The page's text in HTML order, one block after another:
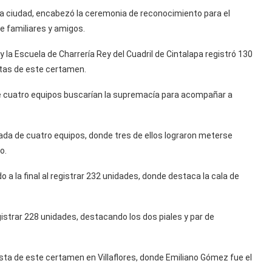
encabezó la ceremonia de reconocimiento para el
familiares y amigos.
Escuela de Charrería Rey del Cuadril de Cintalapa registró 130
de este certamen.
equipos buscarían la supremacía para acompañar a
de cuatro equipos, donde tres de ellos lograron meterse
a la final al registrar 232 unidades, donde destaca la cala de
228 unidades, destacando los dos piales y par de
de este certamen en Villaflores, donde Emiliano Gómez fue el